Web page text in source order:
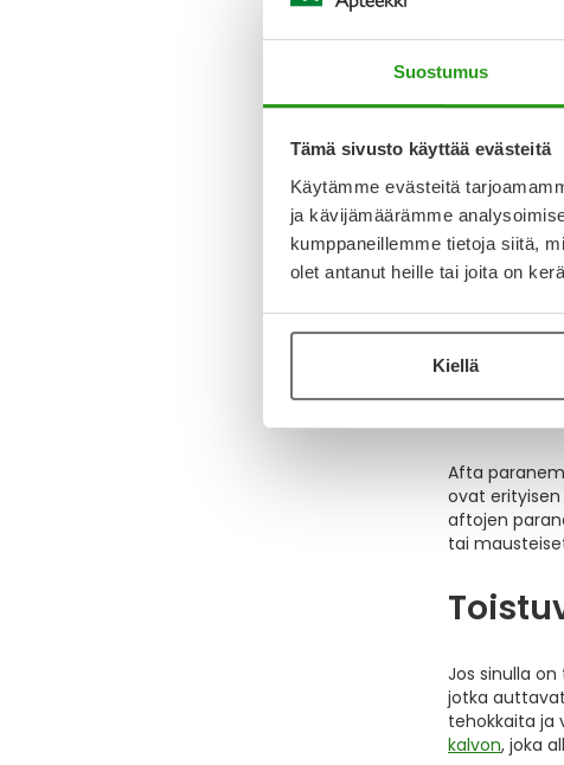
Suostumus
Tämä sivusto käyttää evästeitä
Käytämme evästeitä
ja kävijämäärämme
kumppaneillemme tietoja siitä,
olet antanut heille tai joita on
Kiellä
Apteekissa
kalvon
aftoihin
Afta
Jos sinulla
sekä
huulessa,
Aftan
Afta
ovat
aftojen
tai
Jos sinulla
jotka
tehokkaita ja
kalvon, joka